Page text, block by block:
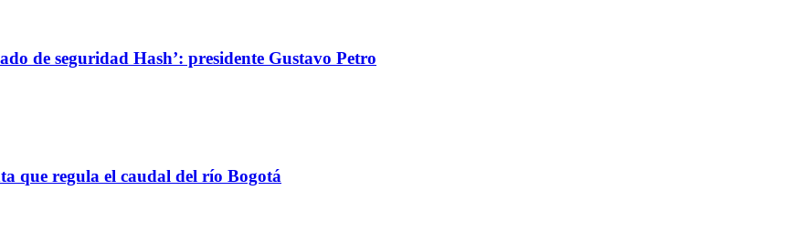
de seguridad Hash’: presidente Gustavo Petro
que regula el caudal del río Bogotá